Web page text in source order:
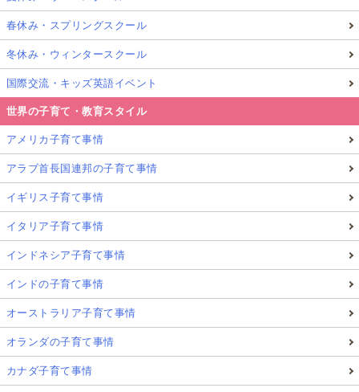
春休み・スプリングスクール
冬休み・ウィンタースクール
国際交流・キッズ英語イベント
世界の子育て・教育スタイル
アメリカ子育て事情
アラブ首長国連邦の子育て事情
イギリス子育て事情
イタリア子育て事情
インドネシア子育て事情
インドの子育て事情
オーストラリア子育て事情
オランダの子育て事情
カナダ子育て事情